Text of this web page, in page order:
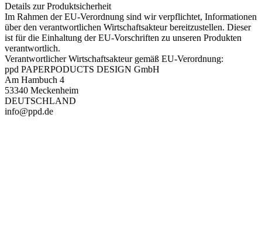
Details zur Produktsicherheit
Im Rahmen der EU-Verordnung sind wir verpflichtet, Informationen
über den verantwortlichen Wirtschaftsakteur bereitzustellen. Dieser
ist für die Einhaltung der EU-Vorschriften zu unseren Produkten
verantwortlich.
Verantwortlicher Wirtschaftsakteur gemäß EU-Verordnung:
ppd PAPERPODUCTS DESIGN GmbH
Am Hambuch 4
53340 Meckenheim
DEUTSCHLAND
info@ppd.de